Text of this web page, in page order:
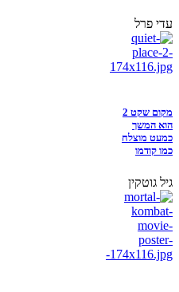
עדי פרל
מקום שקט 2
הוא המשך
כמעט מוצלח
כמו קודמו
גיל גוטקין